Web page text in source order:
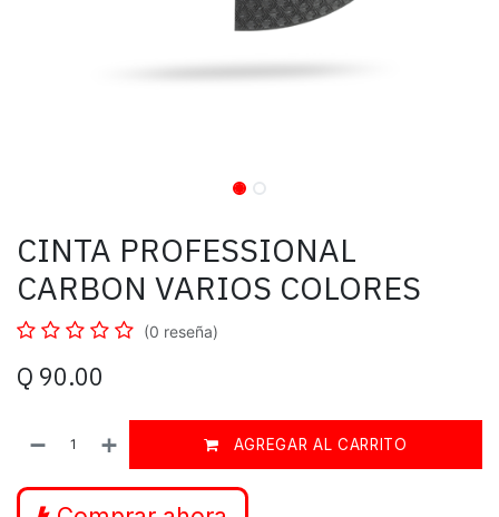
CINTA PROFESSIONAL
CARBON VARIOS COLORES
(0 reseña)
Q 90.00
AGREGAR AL CARRITO